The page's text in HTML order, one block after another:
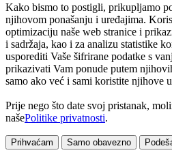
Kako bismo to postigli, prikupljamo
njihovom ponašanju i uređajima.
optimizaciju naše web stranice i
i sadržaja, kao i za analizu statistike
usporediti Vaše šifrirane podatke s
prikazivati Vam ponude putem
samo ako već i sami koristite njihove
Prije nego što date svoj pristanak,
našePolitike privatnosti.
Prihvaćam Samo obavezno